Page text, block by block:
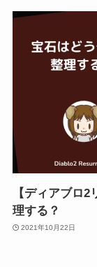
【ディアブロ
理する？
2021年10月22日